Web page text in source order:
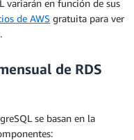
variarán en función de sus
de AWS gratuita para ver
de RDS
se basan en la